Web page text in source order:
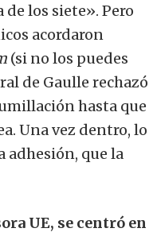
los siete». Pero
acordaron
(si no los puedes
de Gaulle rechazó
hasta que
Una vez dentro, lo
adhesión, que la
UE, se centró en